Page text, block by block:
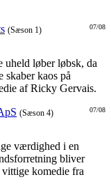
07/08
(Sæson 1)
uheld løber løbsk, da
skaber kaos på
af Ricky Gervais.
07/08
(Sæson 4)
værdighed i en
bliver
vittige komedie fra